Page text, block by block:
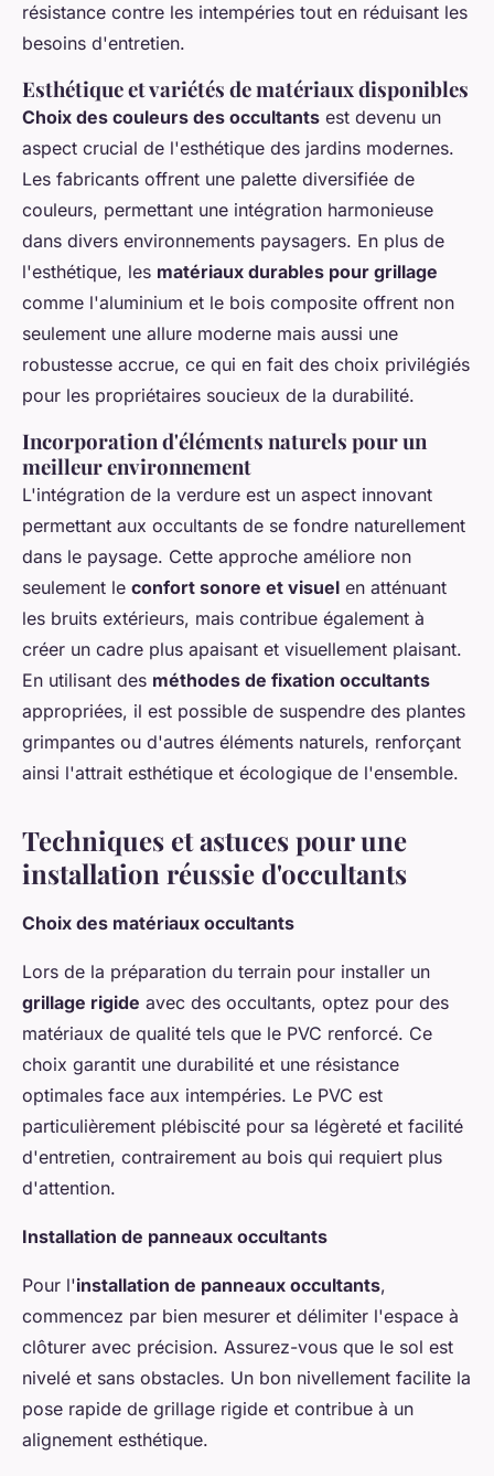
résistance contre les intempéries tout en réduisant les
besoins d'entretien.
Esthétique et variétés de matériaux disponibles
Choix des couleurs des occultants est devenu un
aspect crucial de l'esthétique des jardins modernes.
Les fabricants offrent une palette diversifiée de
couleurs, permettant une intégration harmonieuse
dans divers environnements paysagers. En plus de
l'esthétique, les matériaux durables pour grillage
comme l'aluminium et le bois composite offrent non
seulement une allure moderne mais aussi une
robustesse accrue, ce qui en fait des choix privilégiés
pour les propriétaires soucieux de la durabilité.
Incorporation d'éléments naturels pour un
meilleur environnement
L'intégration de la verdure est un aspect innovant
permettant aux occultants de se fondre naturellement
dans le paysage. Cette approche améliore non
seulement le confort sonore et visuel en atténuant
les bruits extérieurs, mais contribue également à
créer un cadre plus apaisant et visuellement plaisant.
En utilisant des méthodes de fixation occultants
appropriées, il est possible de suspendre des plantes
grimpantes ou d'autres éléments naturels, renforçant
ainsi l'attrait esthétique et écologique de l'ensemble.
Techniques et astuces pour une
installation réussie d'occultants
Choix des matériaux occultants
Lors de la préparation du terrain pour installer un
grillage rigide avec des occultants, optez pour des
matériaux de qualité tels que le PVC renforcé. Ce
choix garantit une durabilité et une résistance
optimales face aux intempéries. Le PVC est
particulièrement plébiscité pour sa légèreté et facilité
d'entretien, contrairement au bois qui requiert plus
d'attention.
Installation de panneaux occultants
Pour l'installation de panneaux occultants,
commencez par bien mesurer et délimiter l'espace à
clôturer avec précision. Assurez-vous que le sol est
nivelé et sans obstacles. Un bon nivellement facilite la
pose rapide de grillage rigide et contribue à un
alignement esthétique.